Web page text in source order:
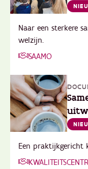
Naar een sterkere
welzijn.
SAAMO
Een praktijkgericht